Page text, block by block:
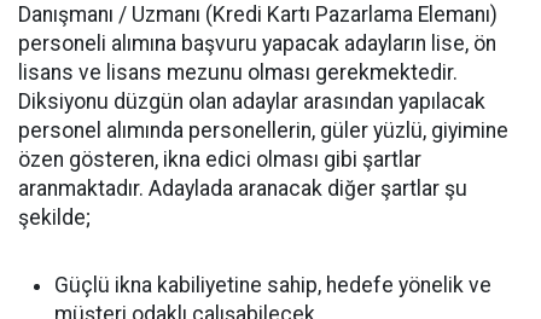
Danışmanı / Uzmanı (Kredi Kartı Pazarlama Elemanı)
personeli alımına başvuru yapacak adayların lise, ön
lisans ve lisans mezunu olması gerekmektedir.
Diksiyonu düzgün olan adaylar arasından yapılacak
personel alımında personellerin, güler yüzlü, giyimine
özen gösteren, ikna edici olması gibi şartlar
aranmaktadır. Adaylada aranacak diğer şartlar şu
şekilde;
Güçlü ikna kabiliyetine sahip, hedefe yönelik ve
müşteri odaklı çalışabilecek,